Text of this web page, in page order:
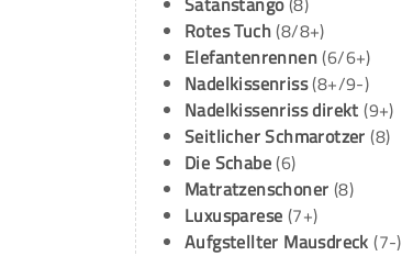
Rotes Tuch(8/8+)
Elefantenrennen(6/6+)
Nadelkissenriss(8+/9-)
Nadelkissenriss direkt (9+)
Seitlicher Schmarotzer (8)
Die Schabe(6)
Matratzenschoner (8)
Luxusparese (7+)
Aufgstellter Mausdreck (7-)